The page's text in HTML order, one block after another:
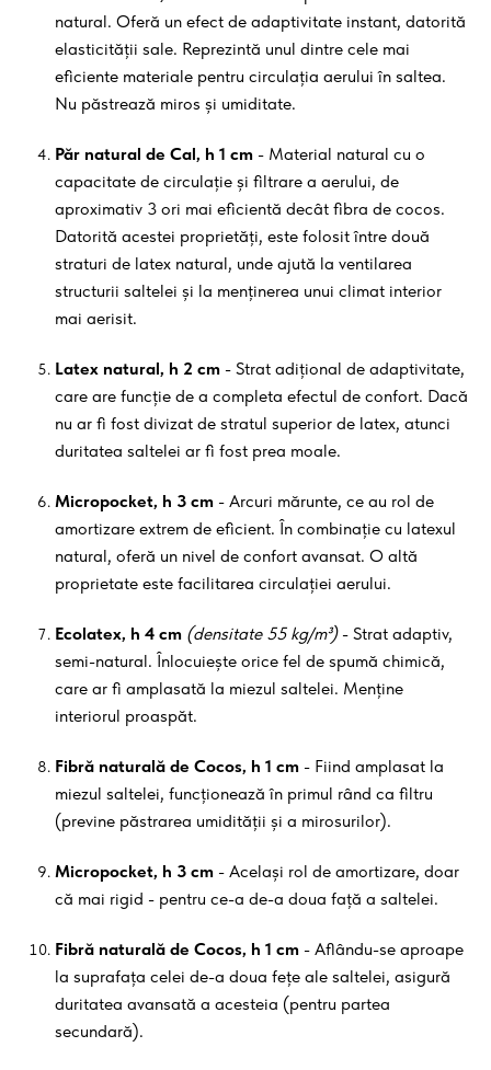
natural. Oferă un efect de adaptivitate instant, datorită
elasticității sale. Reprezintă unul dintre cele mai
eficiente materiale pentru circulația aerului în saltea.
Nu păstrează miros și umiditate.
Păr natural de Cal, h 1 cm - Material natural cu o
capacitate de circulație și filtrare a aerului, de
aproximativ 3 ori mai eficientă decât fibra de cocos.
Datorită acestei proprietăți, este folosit între două
straturi de latex natural, unde ajută la ventilarea
structurii saltelei și la menținerea unui climat interior
mai aerisit.
Latex natural, h 2 cm - Strat adițional de adaptivitate,
care are funcție de a completa efectul de confort. Dacă
nu ar fi fost divizat de stratul superior de latex, atunci
duritatea saltelei ar fi fost prea moale.
Micropocket, h 3 cm - Arcuri mărunte, ce au rol de
amortizare extrem de eficient. În combinație cu latexul
natural, oferă un nivel de confort avansat. O altă
proprietate este facilitarea circulației aerului.
Ecolatex, h 4 cm (densitate 55 kg/m³)- Strat adaptiv,
semi-natural. Înlocuiește orice fel de spumă chimică,
care ar fi amplasată la miezul saltelei. Menține
interiorul proaspăt.
Fibră naturală de Cocos, h 1 cm - Fiind amplasat la
miezul saltelei, funcționează în primul rând ca filtru
(previne păstrarea umidității și a mirosurilor).
Micropocket, h 3 cm - Același rol de amortizare, doar
că mai rigid - pentru ce-a de-a doua față a saltelei.
Fibră naturală de Cocos, h 1 cm - Aflându-se aproape
la suprafața celei de-a doua fețe ale saltelei, asigură
duritatea avansată a acesteia (pentru partea
secundară).